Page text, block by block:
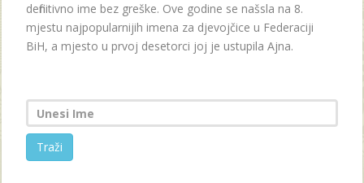
definitivno ime bez greške. Ove godine se našsla na 8.
mjestu najpopularnijih imena za djevojčice u Federaciji
BiH, a mjesto u prvoj desetorci joj je ustupila Ajna.
Traži